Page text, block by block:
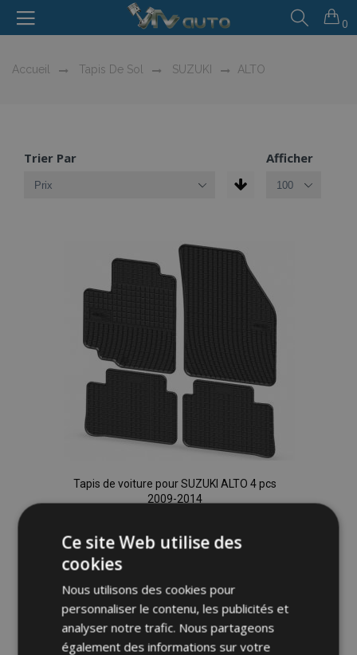
0
Accueil Tapis De Sol SUZUKI ALTO
Trier Par Afficher
Tapis de voiture pour SUZUKI ALTO 4 pcs
2009-2014
Ajouter
à la
Ce site Web utilise des
cookies
Nous utilisons des cookies pour
personnaliser le contenu, les publicités et
analyser notre trafic. Nous partageons
également des informations sur votre